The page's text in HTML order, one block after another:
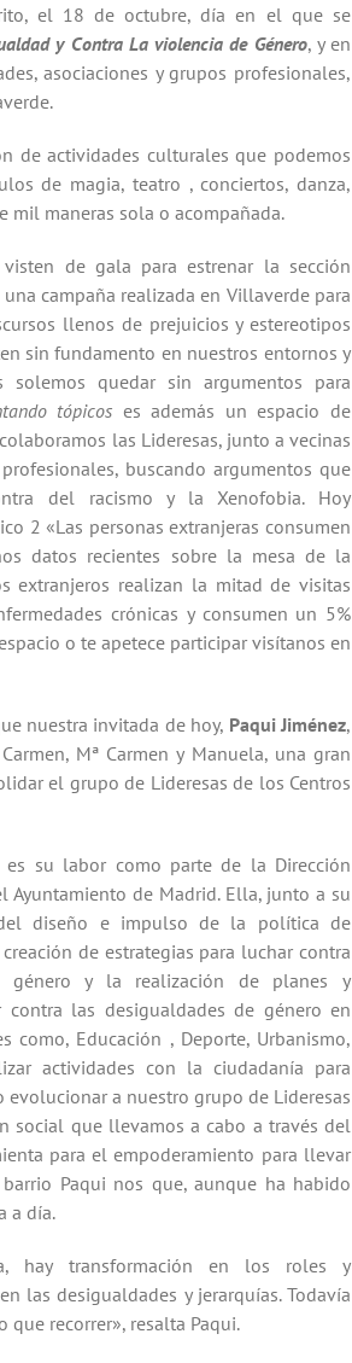
el 18 de octubre, día en el que se
y Contra La violencia de Género, y en
asociaciones y grupos profesionales,
de actividades culturales que podemos
de magia, teatro , conciertos, danza,
mil maneras sola o acompañada.
de gala para estrenar la sección
una campaña realizada en Villaverde para
llenos de prejuicios y estereotipos
sin fundamento en nuestros entornos y
quedar sin argumentos para
tópicos es además un espacio de
las Lideresas, junto a vecinas
buscando argumentos que
del racismo y la Xenofobia. Hoy
2 «Las personas extranjeras consumen
datos recientes sobre la mesa de la
extranjeros realizan la mitad de visitas
crónicas y consumen un 5%
o te apetece participar visítanos en
nuestra invitada de hoy, Paqui Jiménez,
Mª Carmen y Manuela, una gran
el grupo de Lideresas de los Centros
es su labor como parte de la Dirección
Ayuntamiento de Madrid. Ella, junto a su
diseño e impulso de la política de
de estrategias para luchar contra
género y la realización de planes y
contra las desigualdades de género en
como, Educación , Deporte, Urbanismo,
actividades con la ciudadanía para
a nuestro grupo de Lideresas
social que llevamos a cabo a través del
para el empoderamiento para llevar
Paqui nos que, aunque ha habido
a día.
hay transformación en los roles y
las desigualdades y jerarquías. Todavía
que recorrer», resalta Paqui.